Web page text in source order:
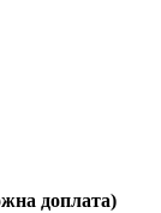
доплата)